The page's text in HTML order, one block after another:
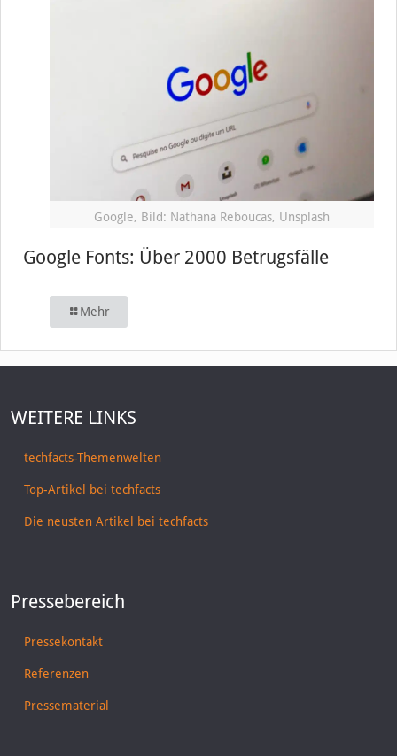
Google, Bild: Nathana Reboucas, Unsplash
Google Fonts: Über 2000 Betrugsfälle
Mehr
WEITERE LINKS
techfacts-Themenwelten
Top-Artikel bei techfacts
Die neusten Artikel bei techfacts
Pressebereich
Pressekontakt
Referenzen
Pressematerial